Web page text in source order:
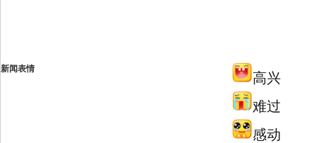
新闻表情
高兴
难过
感动